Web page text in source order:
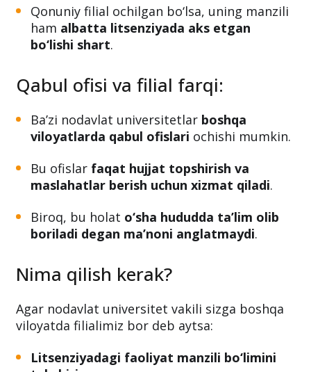
ko‘rsatilgan manzilda ta’lim xizmatlari
ko‘rsatishi mumkin.
ham
albatta litsenziyada aks etgan
bo‘lishi shart
Qabul ofisi va filial farqi:
Ba’zi nodavlat universitetlarboshqa
viloyatlarda qabul ofislari ochishi mumkin.
Bu ofislar faqat hujjat topshirish va
maslahatlar berish uchun xizmat qiladi
Biroq, bu holat
o‘sha hududda ta’lim olib
boriladi degan ma’noni anglatmaydi
Nima qilish kerak?
Agar nodavlat universitet vakili sizga boshqa